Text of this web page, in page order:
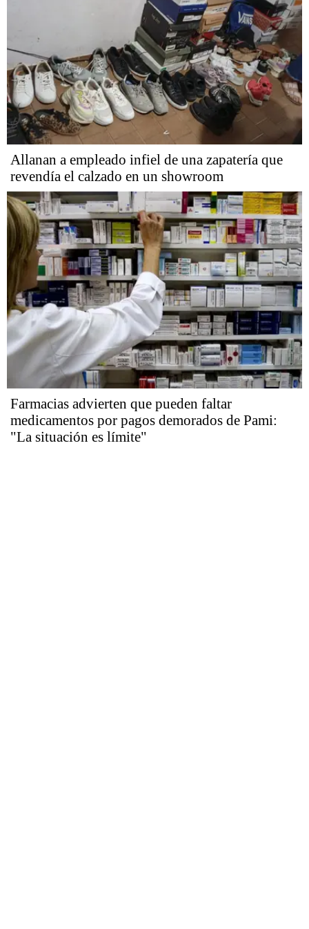
Allanan a empleado infiel de una zapatería que
revendía el calzado en un showroom
Farmacias advierten que pueden faltar
medicamentos por pagos demorados de Pami:
"La situación es límite"